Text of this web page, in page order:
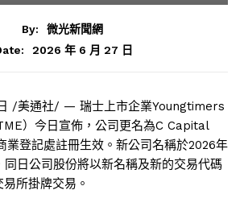
By:
微光新聞網
2026 年 6 月 27 日
/美通社/ — 瑞士上市企業Youngtimers
）今日宣佈，公司更名為C Capital
業登記處註冊生效。新公司名稱於2026年
日公司股份將以新名稱及新的交易代碼
所掛牌交易。